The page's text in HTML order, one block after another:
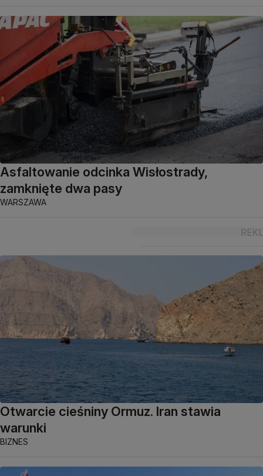
Asfaltowanie odcinka Wisłostrady,
zamknięte dwa pasy
WARSZAWA
Otwarcie cieśniny Ormuz. Iran stawia
warunki
BIZNES